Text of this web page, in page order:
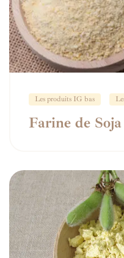
Les produits IG bas
Farine de